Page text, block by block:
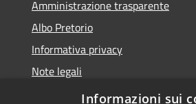
Amministrazione trasparente
Albo Pretorio
Informativa privacy
Note legali
Dichiarazione di accessibilità
Informazioni sui